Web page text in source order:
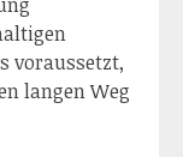
voraussetzt,
langen Weg